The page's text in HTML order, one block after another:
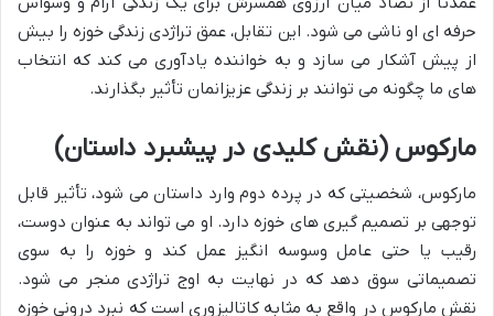
حرفه ای او ناشی می شود. این تقابل، عمق تراژدی زندگی خوزه را بیش
از پیش آشکار می سازد و به خواننده یادآوری می کند که انتخاب
های ما چگونه می توانند بر زندگی عزیزانمان تأثیر بگذارند.
مارکوس (نقش کلیدی در پیشبرد داستان)
مارکوس، شخصیتی که در پرده دوم وارد داستان می شود، تأثیر قابل
توجهی بر تصمیم گیری های خوزه دارد. او می تواند به عنوان دوست،
رقیب یا حتی عامل وسوسه انگیز عمل کند و خوزه را به سوی
تصمیماتی سوق دهد که در نهایت به اوج تراژدی منجر می شود.
نقش مارکوس در واقع به مثابه کاتالیزوری است که نبرد درونی خوزه